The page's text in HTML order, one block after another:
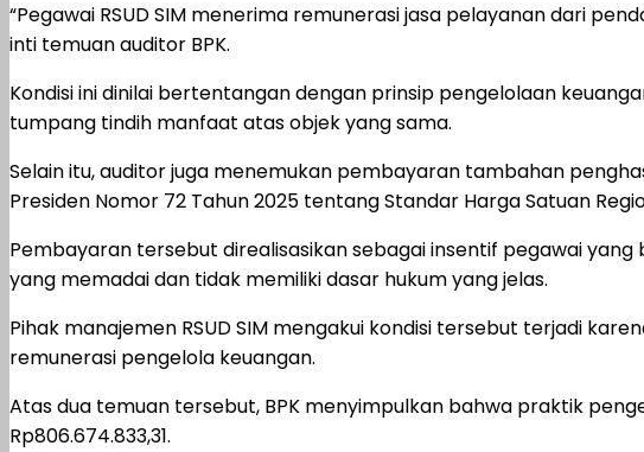
“Pegawai RSUD SIM menerima remunerasi jasa pelayanan dari
inti temuan auditor BPK.
Kondisi ini dinilai bertentangan dengan prinsip pengelolaan
tumpang tindih manfaat atas objek yang sama.
Selain itu, auditor juga menemukan pembayaran tambahan
Presiden Nomor 72 Tahun 2025 tentang Standar Harga Satuan
Pembayaran tersebut direalisasikan sebagai insentif pegawai
yang memadai dan tidak memiliki dasar hukum yang jelas.
Pihak manajemen RSUD SIM mengakui kondisi tersebut terjadi
remunerasi pengelola keuangan.
Atas dua temuan tersebut, BPK menyimpulkan bahwa praktik
Rp806.674.833,31.